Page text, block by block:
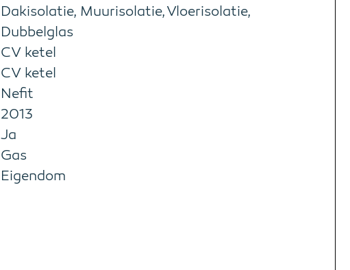
Dakisolatie, Muurisolatie, Vloerisolatie,
Dubbelglas
CV ketel
CV ketel
Nefit
2013
Ja
Gas
Eigendom